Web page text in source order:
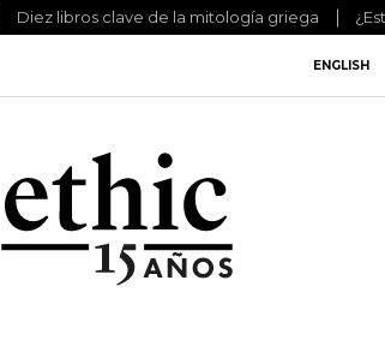
Diez libros clave de la mitología griega
ENGLISH